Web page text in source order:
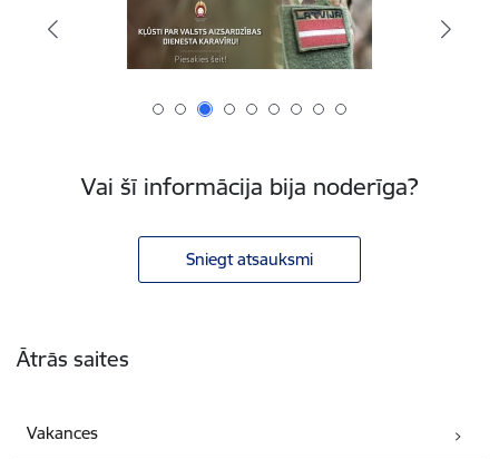
Vai šī informācija bija noderīga?
Sniegt atsauksmi
Ātrās saites
Vakances